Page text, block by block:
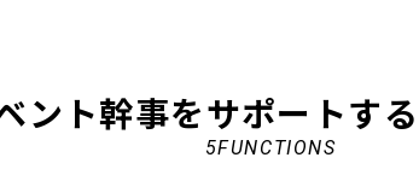
ント幹事をサポートする
5FUNCTIONS